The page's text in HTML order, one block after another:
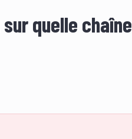
quelle chaîne